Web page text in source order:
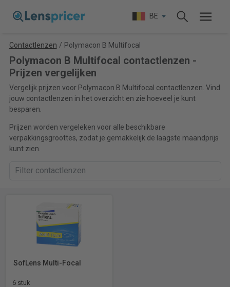
BE
Contactlenzen / Polymacon B Multifocal
Polymacon B Multifocal contactlenzen -
Prijzen vergelijken
Vergelijk prijzen voor Polymacon B Multifocal contactlenzen. Vind
jouw contactlenzen in het overzicht en zie hoeveel je kunt
besparen.
Prijzen worden vergeleken voor alle beschikbare
verpakkingsgroottes, zodat je gemakkelijk de laagste maandprijs
kunt zien.
SofLens Multi-Focal
6 stuk